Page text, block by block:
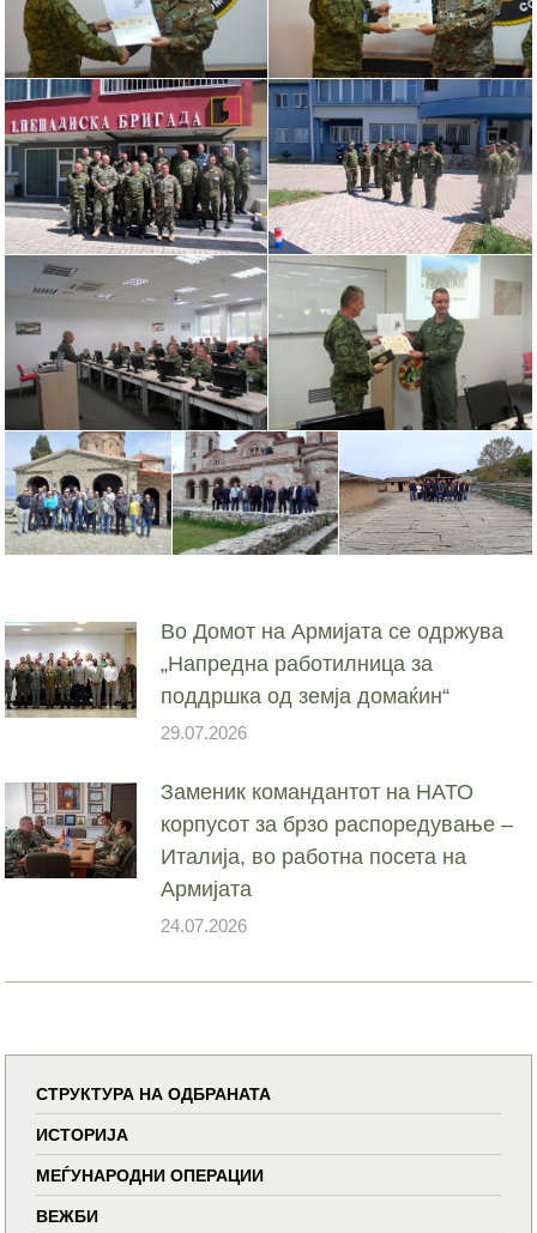
Во Домот на Армијата се одржува
„Напредна работилница за
поддршка од земја домаќин“
29.07.2026
Заменик командантот на НАТО
корпусот за брзо распоредување –
Италија, во работна посета на
Армијата
24.07.2026
СТРУКТУРА НА ОДБРАНАТА
ИСТОРИЈА
МЕЃУНАРОДНИ ОПЕРАЦИИ
ВЕЖБИ